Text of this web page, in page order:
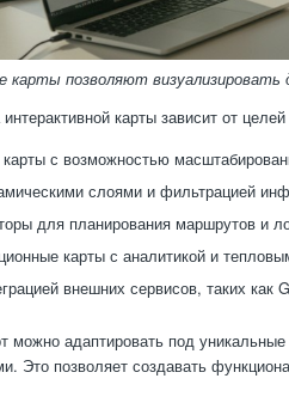
карты позволяют
карты зависит от
карты с возможностью
слоями и фильтрацией
для планирования маршрутов и
карты с аналитикой и
внешних сервисов, таких как
можно адаптировать под уникальные
Это позволяет создавать